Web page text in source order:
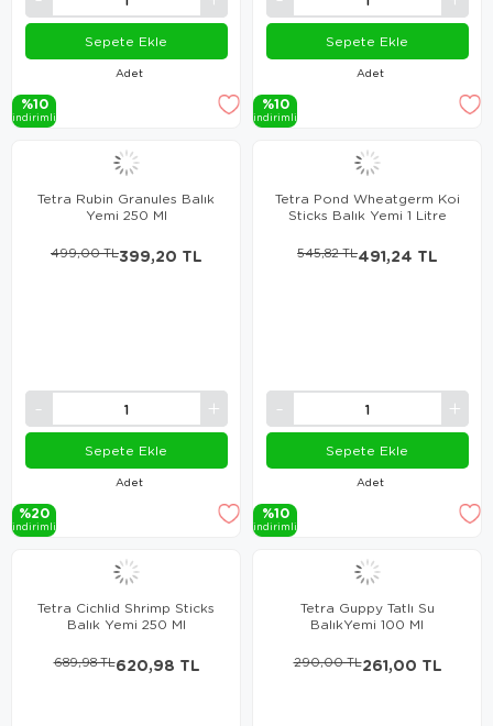
Adet
Sepete Ekle
%10
i̇ndi̇ri̇mli̇
Adet
Sepete Ekle
%10
i̇ndi̇ri̇mli̇
Tetra Rubin Granules Balık
Yemi 250 Ml
Adet
399,20 TL
499,00 TL
Sepete Ekle
%20
i̇ndi̇ri̇mli̇
Tetra Pond Wheatgerm Koi
Sticks Balık Yemi 1 Litre
Adet
491,24 TL
545,82 TL
Sepete Ekle
%10
i̇ndi̇ri̇mli̇
Tetra Cichlid Shrimp Sticks
Balık Yemi 250 Ml
620,98 TL
689,98 TL
Tetra Guppy Tatlı Su
BalıkYemi 100 Ml
261,00 TL
290,00 TL